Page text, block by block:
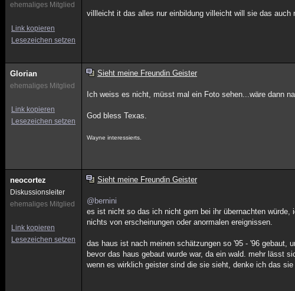
ehemaliges Mitglied
Link kopieren
Lesezeichen setzen
villleicht it das alles nur einbildung villeicht will sie das
Glorian
ehemaliges Mitglied
Link kopieren
Lesezeichen setzen
Sieht meine Freundin Geister
Ich weiss es nicht, müsst mal ein Foto sehen...wäre dann
God bless Texas.
Wayne interessierts.
neocortez
Diskussionsleiter
ehemaliges Mitglied
Link kopieren
Lesezeichen setzen
Sieht meine Freundin Geister
@bernini
es ist nicht so das ich nicht gern bei ihr übernachten
nichts von erscheinungen oder anormalen ereignissen.
das haus ist nach meinen schätzungen so '95 - '96 gebaut,
bevor das haus gebaut wurde war, da ein wald. mehr lässt
wenn es wirklich geister sind die sie sieht, denke ich das